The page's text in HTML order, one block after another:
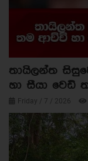
තායිලන්ත
හා සීයා වෙඩි
Friday / 7 / 2026